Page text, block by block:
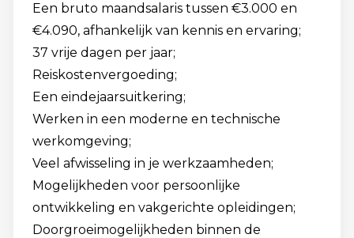
Een bruto maandsalaris tussen €3.000 en
€4.090, afhankelijk van kennis en ervaring;
37 vrije dagen per jaar;
Reiskostenvergoeding;
Een eindejaarsuitkering;
Werken in een moderne en technische
werkomgeving;
Veel afwisseling in je werkzaamheden;
Mogelijkheden voor persoonlijke
ontwikkeling en vakgerichte opleidingen;
Doorgroeimogelijkheden binnen de